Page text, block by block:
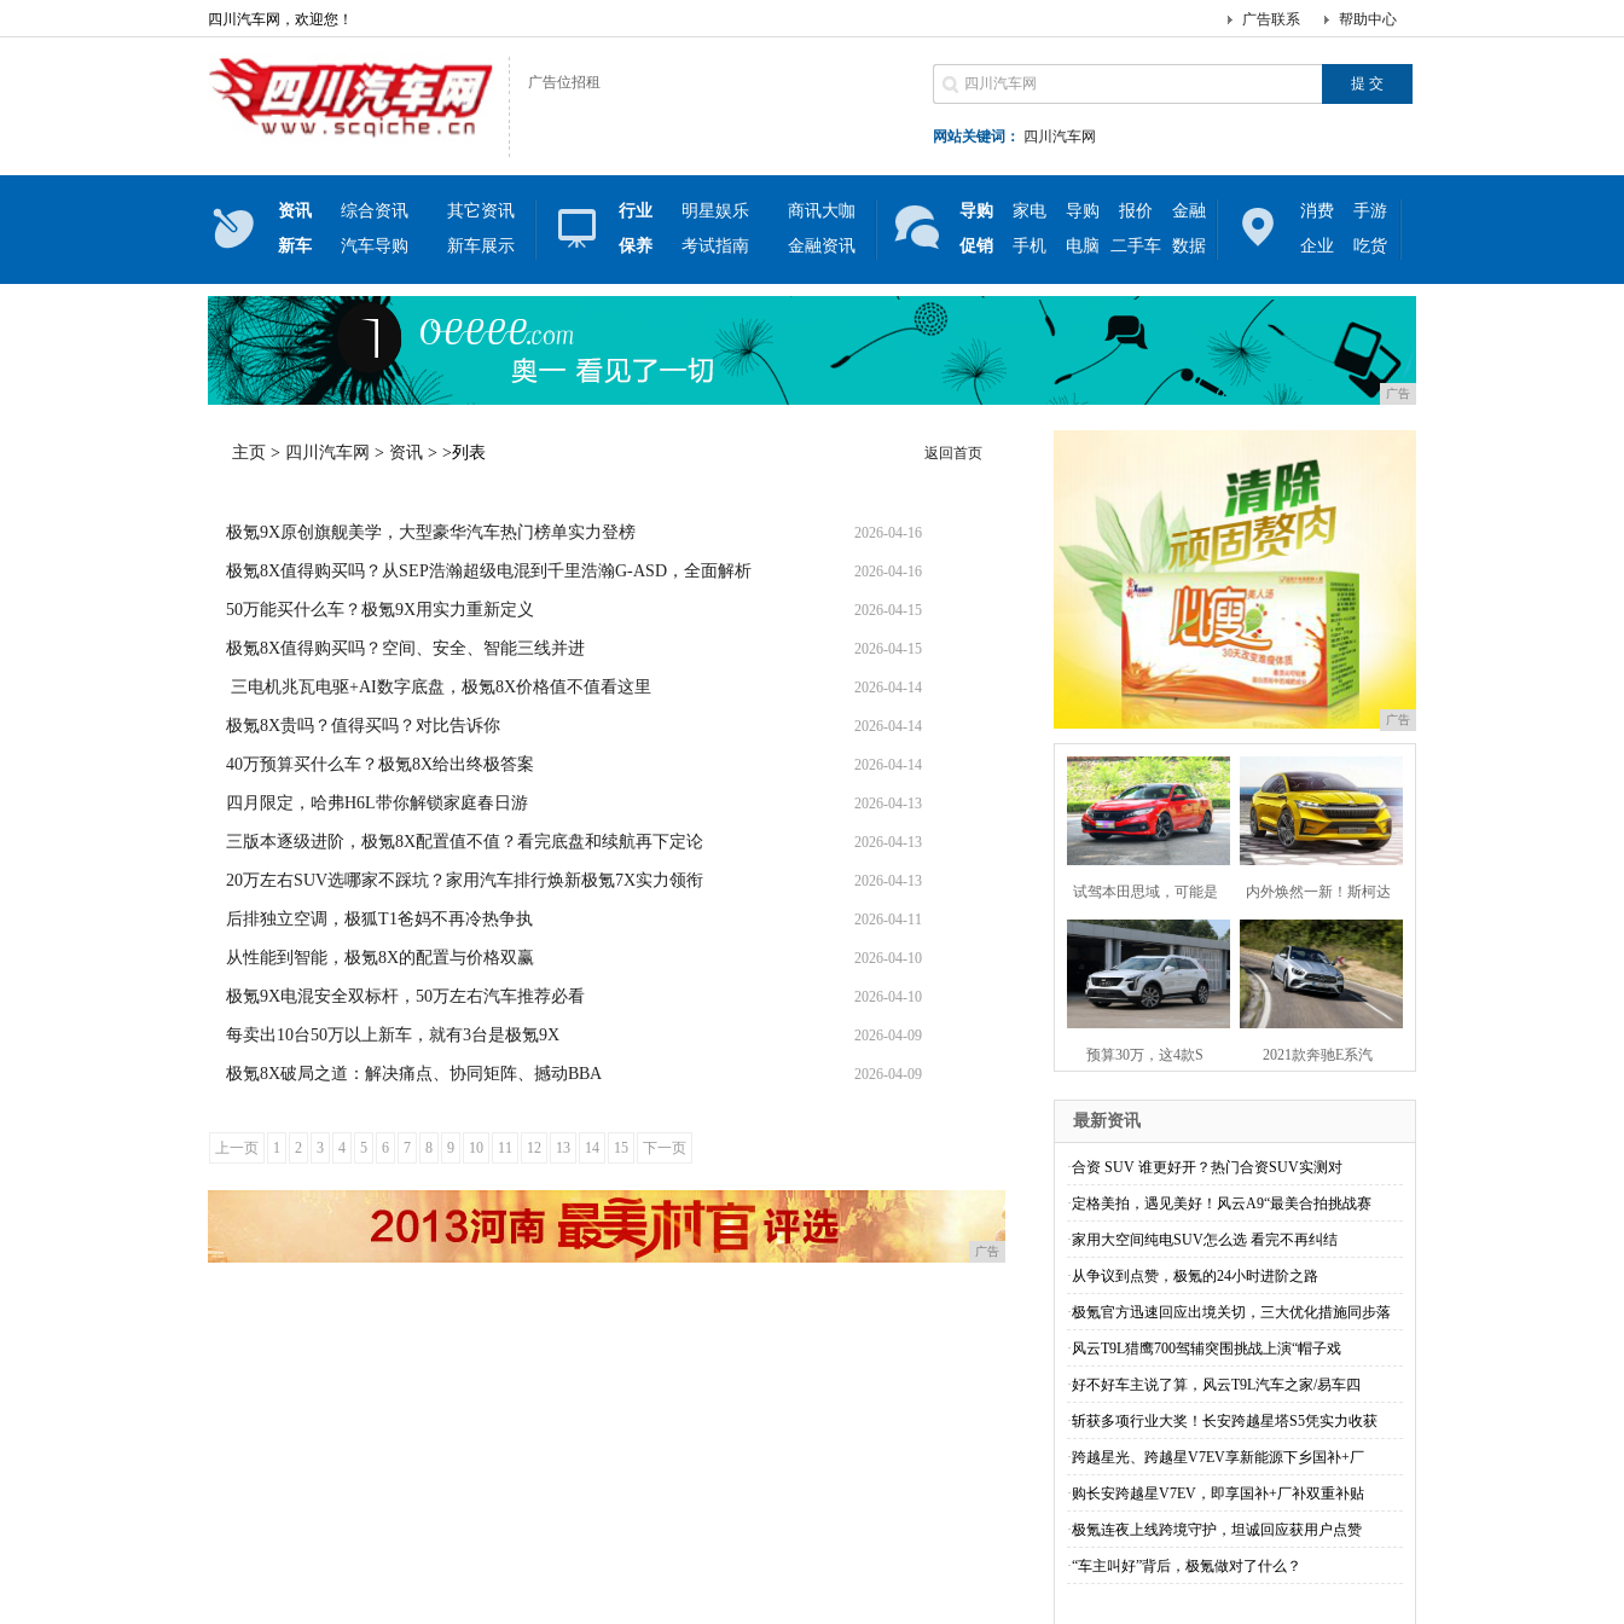
四川汽车网，欢迎您！ 帮助中心
广告联系
广告位招租
网站关键词： 四川汽车网
资讯 综合资讯
其它资讯
新车
汽车导购 新车展示
行业 明星娱乐
商讯大咖
保养
考试指南 金融资讯
导购 家电 导购 报价
金融
促销
手机 电脑 二手车 数据
消费
手游
企业
吃货
广告
主页 > 四川汽车网 > 资讯 > >列表 返回首页
极氪9X原创旗舰美学，大型豪华汽车热门榜单实力登榜 2026-04-16
极氪8X值得购买吗？从SEP浩瀚超级电混到千里浩瀚G-ASD，全面解析 2026-04-16
50万能买什么车？极氪9X用实力重新定义 2026-04-15
极氪8X值得购买吗？空间、安全、智能三线并进 2026-04-15
​ 三电机兆瓦电驱+AI数字底盘，极氪8X价格值不值看这里 2026-04-14
极氪8X贵吗？值得买吗？对比告诉你 2026-04-14
40万预算买什么车？极氪8X给出终极答案 2026-04-14
四月限定，哈弗H6L带你解锁家庭春日游 2026-04-13
三版本逐级进阶，极氪8X配置值不值？看完底盘和续航再下定论 2026-04-13
20万左右SUV选哪家不踩坑？家用汽车排行焕新极氪7X实力领衔 2026-04-13
后排独立空调，极狐T1爸妈不再冷热争执 2026-04-11
从性能到智能，极氪8X的配置与价格双赢 2026-04-10
极氪9X电混安全双标杆，50万左右汽车推荐必看 2026-04-10
每卖出10台50万以上新车，就有3台是极氪9X 2026-04-09
极氪8X破局之道：解决痛点、协同矩阵、撼动BBA 2026-04-09
上一页 1 2 3 4 5 6 7 8 9 10 11 12 13 14 15 下一页
广告
广告
试驾本田思域，可能是 内外焕然一新！斯柯达
预算30万，这4款S 2021款奔驰E系汽
最新资讯
·合资 SUV 谁更好开？热门合资SUV实测对
·定格美拍，遇见美好！风云A9“最美合拍挑战赛
·家用大空间纯电SUV怎么选 看完不再纠结
·从争议到点赞，极氪的24小时进阶之路
·极氪官方迅速回应出境关切，三大优化措施同步落
·风云T9L猎鹰700驾辅突围挑战上演“帽子戏
·好不好车主说了算，风云T9L汽车之家/易车四
·斩获多项行业大奖！长安跨越星塔S5凭实力收获
·跨越星光、跨越星V7EV享新能源下乡国补+厂
·购长安跨越星V7EV，即享国补+厂补双重补贴
·极氪连夜上线跨境守护，坦诚回应获用户点赞
·“车主叫好”背后，极氪做对了什么？